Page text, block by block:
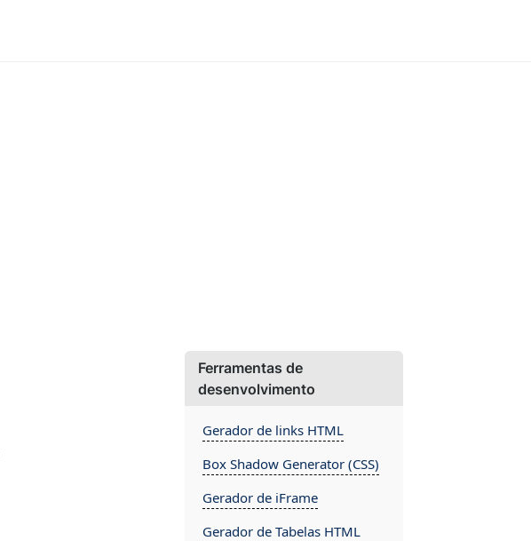
Ferramentas de
desenvolvimento
Gerador de links HTML
Box Shadow Generator (CSS)
Gerador de iFrame
Gerador de Tabelas HTML